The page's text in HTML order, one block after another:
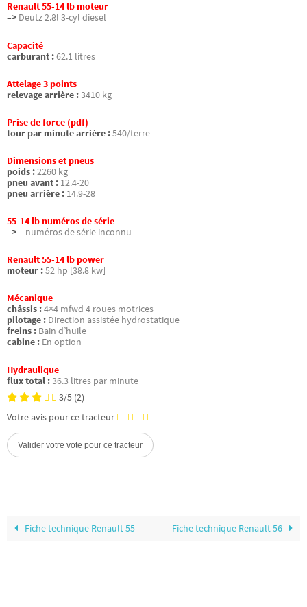
Renault 55-14 lb moteur
–> Deutz 2.8l 3-cyl diesel
Capacité
carburant :62.1 litres
Attelage 3 points
relevage arrière :3410 kg
Prise de force (pdf)
tour par minute arrière :540/terre
Dimensions et pneus
poids :2260 kg
pneu avant : 12.4-20
pneu arrière : 14.9-28
55-14 lb numéros de série
–>– numéros de série inconnu
Renault 55-14 lb power
moteur :52 hp [38.8 kw]
Mécanique
châssis :4×4 mfwd 4 roues motrices
pilotage : Direction assistée hydrostatique
freins : Bain d’huile
cabine : En option
Hydraulique
flux total :36.3 litres par minute
3/5 (2)
Votre avis pour ce tracteur
Fiche technique Renault 55 Fiche technique Renault 56